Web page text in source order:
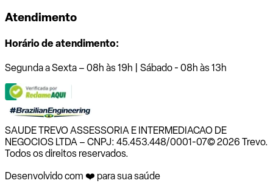
Atendimento
Horário de atendimento:
Segunda a Sexta – 08h às 19h | Sábado - 08h às 13h
SAUDE TREVO ASSESSORIA E INTERMEDIACAO DE
NEGOCIOS LTDA – CNPJ: 45.453.448/0001-07© 2026 Trevo.
Todos os direitos reservados.
Desenvolvido com ❤️ para sua saúde